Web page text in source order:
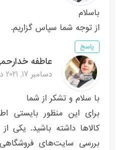
باسلام
از توجه شما سپاس گزاریم.
پاسخ
عاطفه
دسامبر 17, 2021 در 2:36 ب.ظ
با سلام و تشکر از شما
برای این منظور بایستی
کالاها داشته باشید. یکی
بررسی سایت‌های